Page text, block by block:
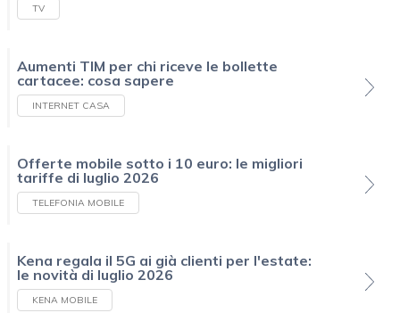
TV
Aumenti TIM per chi riceve le bollette
cartacee: cosa sapere
INTERNET CASA
Offerte mobile sotto i 10 euro: le migliori
tariffe di luglio 2026
TELEFONIA MOBILE
Kena regala il 5G ai già clienti per l'estate:
le novità di luglio 2026
KENA MOBILE